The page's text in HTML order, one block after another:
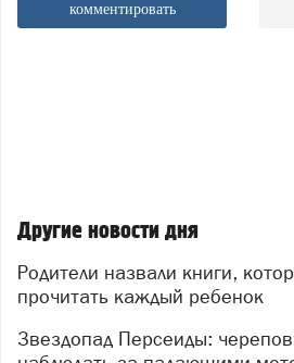
комментировать
Другие новости дня
Родители назвали книги, которые должен
прочитать каждый ребенок
Звездопад Персеиды: череповчане смогут